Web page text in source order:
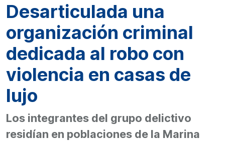
Desarticulada una
organización criminal
dedicada al robo con
violencia en casas de
lujo
Los integrantes del grupo delictivo
residían en poblaciones de la Marina